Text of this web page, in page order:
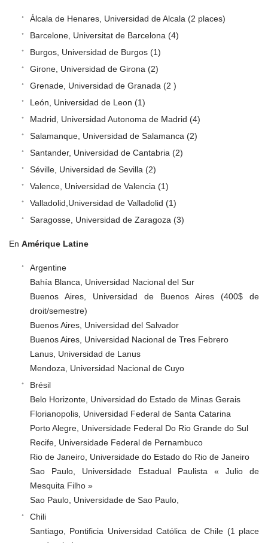
Álcala de Henares, Universidad de Alcala (2 places)
Barcelone, Universitat de Barcelona (4)
Burgos, Universidad de Burgos (1)
Girone, Universidad de Girona (2)
Grenade, Universidad de Granada (2 )
León, Universidad de Leon (1)
Madrid, Universidad Autonoma de Madrid (4)
Salamanque, Universidad de Salamanca (2)
Santander, Universidad de Cantabria (2)
Séville, Universidad de Sevilla (2)
Valence, Universidad de Valencia (1)
Valladolid,Universidad de Valladolid (1)
Saragosse, Universidad de Zaragoza (3)
En Amérique Latine
Argentine
Bahía Blanca, Universidad Nacional del Sur
Buenos Aires, Universidad de Buenos Aires (400$ de
droit/semestre)
Buenos Aires, Universidad del Salvador
Buenos Aires, Universidad Nacional de Tres Febrero
Lanus, Universidad de Lanus
Mendoza, Universidad Nacional de Cuyo
Brésil
Belo Horizonte, Universidad do Estado de Minas Gerais
Florianopolis, Universidad Federal de Santa Catarina
Porto Alegre, Universidade Federal Do Rio Grande do Sul
Recife, Universidade Federal de Pernambuco
Rio de Janeiro, Universidade do Estado do Rio de Janeiro
Sao Paulo, Universidade Estadual Paulista « Julio de
Mesquita Filho »
Sao Paulo, Universidade de Sao Paulo,
Chili
Santiago, Pontificia Universidad Católica de Chile (1 place